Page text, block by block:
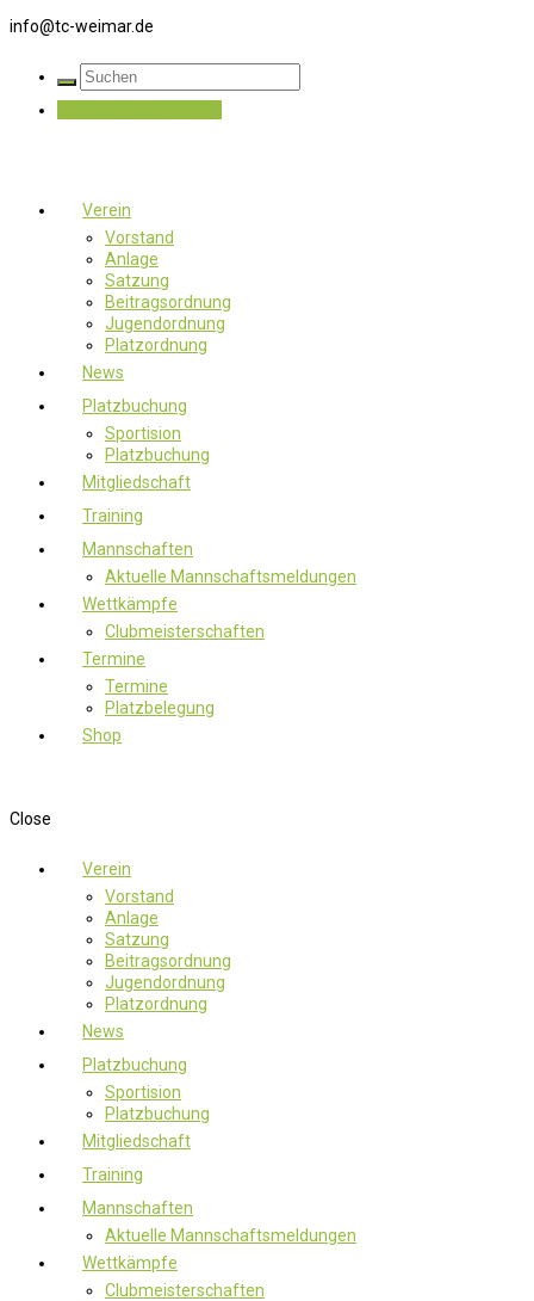
info@tc-weimar.de
Verein
Vorstand
Anlage
Satzung
Beitragsordnung
Jugendordnung
Platzordnung
News
Platzbuchung
Sportision
Platzbuchung
Mitgliedschaft
Training
Mannschaften
Aktuelle Mannschaftsmeldungen
Wettkämpfe
Clubmeisterschaften
Termine
Termine
Platzbelegung
Shop
Close
Verein
Vorstand
Anlage
Satzung
Beitragsordnung
Jugendordnung
Platzordnung
News
Platzbuchung
Sportision
Platzbuchung
Mitgliedschaft
Training
Mannschaften
Aktuelle Mannschaftsmeldungen
Wettkämpfe
Clubmeisterschaften